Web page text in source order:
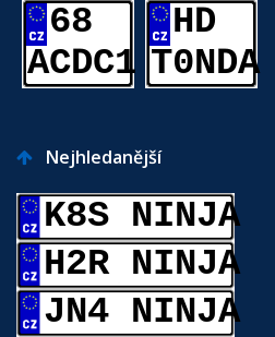
68
ACDC1
HD
T0NDA
Nejhledanější
K8S NINJA
H2R NINJA
JN4 NINJA